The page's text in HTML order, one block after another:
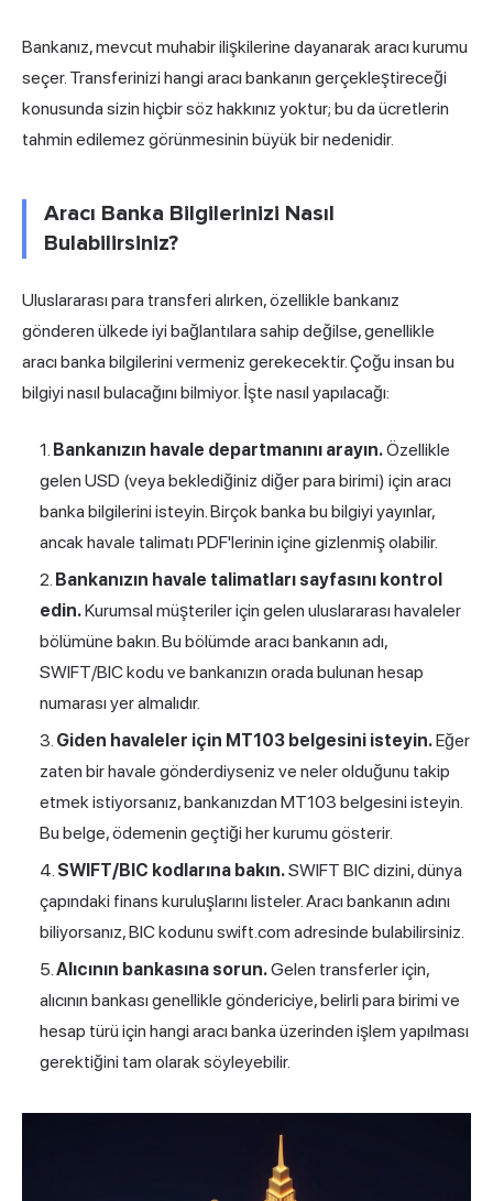
Bankanız, mevcut muhabir ilişkilerine dayanarak aracı kurumu
seçer. Transferinizi hangi aracı bankanın gerçekleştireceği
konusunda sizin hiçbir söz hakkınız yoktur; bu da ücretlerin
tahmin edilemez görünmesinin büyük bir nedenidir.
Aracı Banka Bilgilerinizi Nasıl
Bulabilirsiniz?
Uluslararası para transferi alırken, özellikle bankanız
gönderen ülkede iyi bağlantılara sahip değilse, genellikle
aracı banka bilgilerini vermeniz gerekecektir. Çoğu insan bu
bilgiyi nasıl bulacağını bilmiyor. İşte nasıl yapılacağı:
Bankanızın havale departmanını arayın.Özellikle
gelen USD (veya beklediğiniz diğer para birimi) için aracı
banka bilgilerini isteyin. Birçok banka bu bilgiyi yayınlar,
ancak havale talimatı PDF'lerinin içine gizlenmiş olabilir.
Bankanızın havale talimatları sayfasını kontrol
edin.Kurumsal müşteriler için gelen uluslararası havaleler
bölümüne bakın. Bu bölümde aracı bankanın adı,
SWIFT/BIC kodu ve bankanızın orada bulunan hesap
numarası yer almalıdır.
Giden havaleler için MT103 belgesini isteyin.Eğer
zaten bir havale gönderdiyseniz ve neler olduğunu takip
etmek istiyorsanız, bankanızdan MT103 belgesini isteyin.
Bu belge, ödemenin geçtiği her kurumu gösterir.
SWIFT/BIC kodlarına bakın.SWIFT BIC dizini, dünya
çapındaki finans kuruluşlarını listeler. Aracı bankanın adını
biliyorsanız, BIC kodunu swift.com adresinde bulabilirsiniz.
Alıcının bankasına sorun.Gelen transferler için,
alıcının bankası genellikle göndericiye, belirli para birimi ve
hesap türü için hangi aracı banka üzerinden işlem yapılması
gerektiğini tam olarak söyleyebilir.